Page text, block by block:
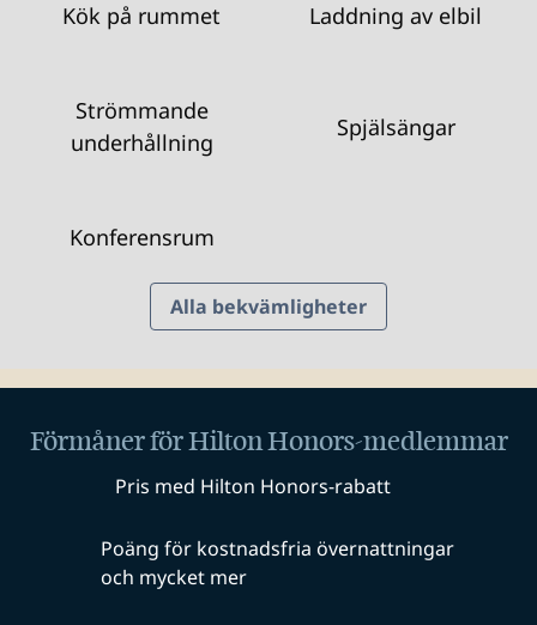
Kök på rummet Laddning av elbil
Strömmande
underhållning
Spjälsängar
Konferensrum
Alla bekvämligheter
Förmåner för Hilton Honors-medlemmar
Pris med Hilton Honors-rabatt
Poäng för kostnadsfria övernattningar
och mycket mer